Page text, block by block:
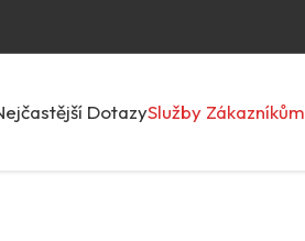
DotazySlužby Zákazníkům